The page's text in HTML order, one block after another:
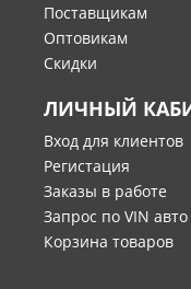
Поставщикам
Оптовикам
Скидки
ЛИЧНЫЙ
Вход для клиентов
Регистация
Заказы в работе
Запрос по VIN авто
Корзина товаров